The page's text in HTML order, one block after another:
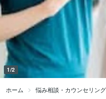
1/2
ホーム 悩み相談・カウンセリング